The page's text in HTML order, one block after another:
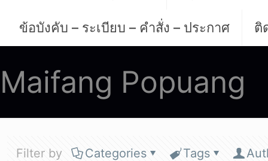
ข้อบังคับ – ระเบียบ – คำสั่ง – ประกาศ ติ
Maifang Popuang
Filter by Categories Tags